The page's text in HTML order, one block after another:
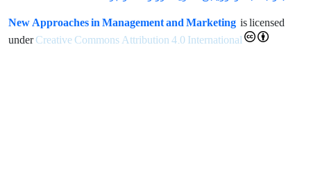
New Approaches in Management and Marketing is licensed
underCreative Commons Attribution 4.0 International